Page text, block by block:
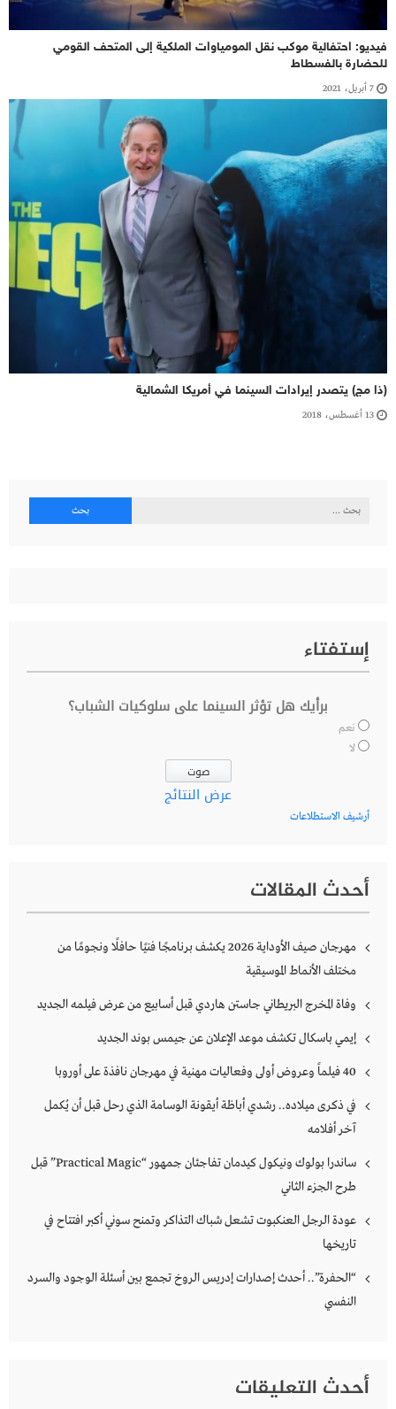
فيديو: احتفالية موكب نقل المومياوات الملكية إلى المتحف القومي
للحضارة بالفسطاط
7 أبريل، 2021
(ذا مج) يتصدر إيرادات السينما في أمريكا الشمالية
13 أغسطس، 2018
البحث
إستفتاء
برأيك هل تؤثر السينما على سلوكيات الشباب؟
نعم
لا
عرض النتائج
أرشيف الاستطلاعات
أحدث المقالات
مهرجان صيف الأوداية 2026 يكشف برنامجًا فنيًا حافلًا ونجومًا من
مختلف الأنماط الموسيقية
وفاة المخرج البريطاني جاستن هاردي قبل أسابيع من عرض فيلمه الجديد
إيمي باسكال تكشف موعد الإعلان عن جيمس بوند الجديد
40 فيلماً وعروض أولى وفعاليات مهنية في مهرجان نافذة على أوروبا
في ذكرى ميلاده.. رشدي أباظة أيقونة الوسامة الذي رحل قبل أن يُكمل
آخر أفلامه
ساندرا بولوك ونيكول كيدمان تفاجئان جمهور “Practical Magic” قبل
طرح الجزء الثاني
عودة الرجل العنكبوت تشعل شباك التذاكر وتمنح سوني أكبر افتتاح في
تاريخها
“الحفرة”.. أحدث إصدارات إدريس الروخ تجمع بين أسئلة الوجود والسرد
النفسي
أحدث التعليقات